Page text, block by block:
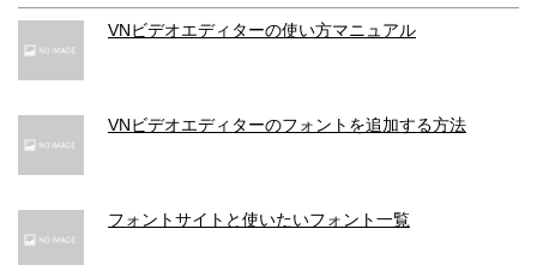
VNビデオエディターの使い方マニュアル
VNビデオエディターのフォントを追加する方法
フォントサイトと使いたいフォント一覧